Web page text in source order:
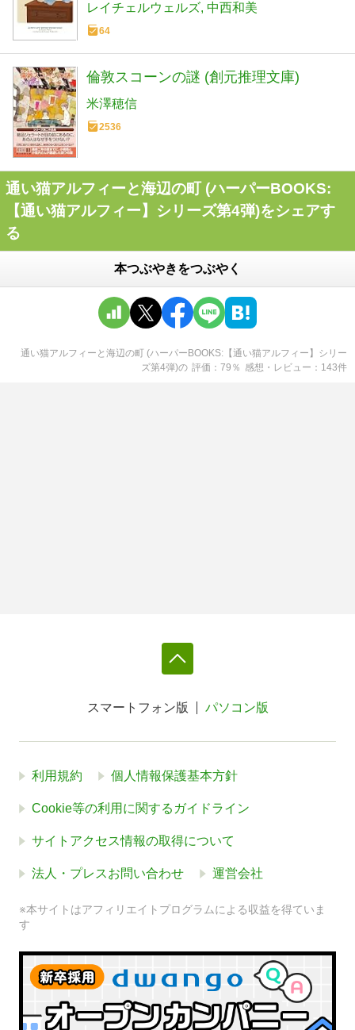
レイチェルウェルズ 中西和美
64
倫敦スコーンの謎 (創元推理文庫)
米澤穂信
2536
通い猫アルフィーと海辺の町 (ハーパーBOOKS:
【通い猫アルフィー】シリーズ第4弾)をシェアす
る
本つぶやきをつぶやく
通い猫アルフィーと海辺の町 (ハーパーBOOKS:【通い猫アルフィー】シリー
ズ第4弾)の 評価 79 ％ 感想・レビュー 143件
スマートフォン版 パソコン版
利用規約 個人情報保護基本方針
Cookie等の利用に関するガイドライン
サイトアクセス情報の取得について
法人・プレスお問い合わせ 運営会社
※本サイトはアフィリエイトプログラムによる収益を得ていま
す